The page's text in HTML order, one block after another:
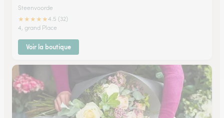
Steenvoorde
★★★★★4.5 (32)
4, grand Place
Voir la boutique